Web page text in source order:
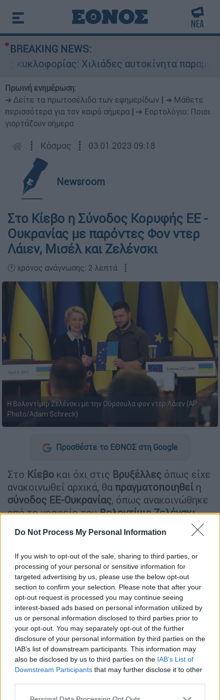
Do Not Process My Personal Information
If you wish to opt-out of the sale, sharing to third parties, or
processing of your personal or sensitive information for
targeted advertising by us, please use the below opt-out
section to confirm your selection. Please note that after your
opt-out request is processed you may continue seeing
interest-based ads based on personal information utilized by
us or personal information disclosed to third parties prior to
your opt-out. You may separately opt-out of the further
disclosure of your personal information by third parties on the
IAB’s list of downstream participants. This information may
also be disclosed by us to third parties on the IAB’s List of
Downstream Participants that may further disclose it to other
Please note that this website/app uses one or more Google
BREAKING NEWS:
Χιλιάδες αυτοκίνητα
Πρωινή ενημέρωση:
➔ Δείτε τα πρωτοσέλιδα των εφημερίδων
➔ Μάθετε
περισσότερα για τον καιρό σήμερα
➔ Εορτολόγιο: Ποιοι
γιορτάζουν σήμερα
┋ Κόσμος ┋ 03.01.2023 09:18
Newsroom
Στο Κίεβο η Σύνοδος Κορυφής ΕΕ -
Ουκρανίας με παρόντες Φον ντερ
Λάιεν, Μισέλ και Ζελένσκι
🕛 χρόνος ανάγνωσης: 2 λεπτά ┋
Η Βολοντίμιρ Ζελένσκι με την Ούρσουλα φον ντερ Λάιεν (AP
Photo/Adam Schreck)
Προσθέστε το ΕΘΝΟΣ στη Google
Στο Κίεβο και όχι στις Βρυξέλλες όπως είχε
ανακοινωθεί αρχικά, θα πραγματοποιηθεί η
σύνοδος ΕΕ-Ουκρανίας, όπως ανακοινώθηκε
από το γραφείο τουΒολοντίμιρ Ζελένσκι.
Η αλλαγή τοποθεσίαςανακοινώνεται
έπειτα
προέδρουμε την πρόεδρο της Ευρωπαϊκής
Επιτροπής Ούρσουλα φον ντερ Λάιεν
Στη σύνοδο, που σχεδιάζεται να διεξαχθεί
τηνΠαρασκευή 3η Φεβρουαρίου, δεν θα
συμμετάσχουν οι αρχηγοί κρατών και
κυβερνήσεων των27, αλλά μόνο ηκυρία φον
ντερ Λάιενκαι ο πρόεδρος του Ευρωπαϊκού
ΣυμβουλίουΣαρλ Μισέλ,κατά την ίδια πηγή.
Καθώς η σύνοδος θα γίνει στο Κίεβο,